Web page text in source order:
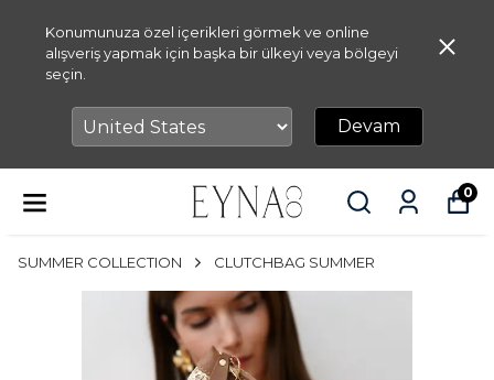
Konumunuza özel içerikleri görmek ve online
alışveriş yapmak için başka bir ülkeyi veya bölgeyi
seçin.
Devam
0
SUMMER COLLECTION CLUTCHBAG SUMMER